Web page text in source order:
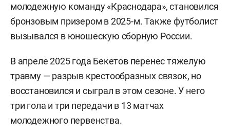
молодежную команду «Краснодара», становился
бронзовым призером в 2025-м. Также футболист
вызывался в юношескую сборную России.
В апреле 2025 года Бекетов перенес тяжелую
травму — разрыв крестообразных связок, но
восстановился и сыграл в этом сезоне. У него
три гола и три передачи в 13 матчах
молодежного первенства.